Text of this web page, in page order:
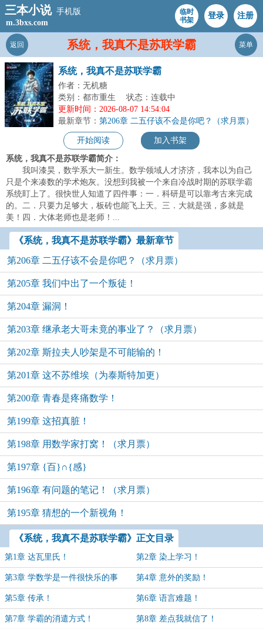
三本小说 手机版
m.3bxs.com
临时
书架
登录 注册
系统，我真不是苏联学霸
返回 菜单
系统，我真不是苏联学霸
作者：无机糖
类别：都市重生
状态：连载中
更新时间：2026-08-07 14:54:04
最新章节： 第206章 二五仔该不会是你吧？（求月票）
开始阅读 加入书架
系统，我真不是苏联学霸简介：
我叫漆昊，数学系大一新生。数学领域人才济济，我本以为自己
只是个来凑数的学术炮灰。没想到我被一个来自冷战时期的苏联学霸
系统盯上了。很快世人知道了四件事：一．科研是可以靠考古来完成
的。二．只要力足够大，板砖也能飞上天。三．大就是强，多就是
美！四．大体老师也是老师！...
《系统，我真不是苏联学霸》最新章节
第206章 二五仔该不会是你吧？（求月票）
第205章 我们中出了一个叛徒！
第204章 漏洞！
第203章 继承老大哥未竟的事业了？（求月票）
第202章 斯拉夫人吵架是不可能输的！
第201章 这不苏维埃（为泰斯特加更）
第200章 青春是疼痛数学！
第199章 这招真脏！
第198章 用数学家打窝！（求月票）
第197章 {百}∩{感}
第196章 有问题的笔记！（求月票）
第195章 猜想的一个新视角！
《系统，我真不是苏联学霸》正文目录
第1章 达瓦里氏！ 第2章 染上学习！
第3章 学数学是一件很快乐的事
情！
第4章 意外的奖励！
第5章 传承！ 第6章 语言难题！
第7章 学霸的消遣方式！ 第8章 差点我就信了！